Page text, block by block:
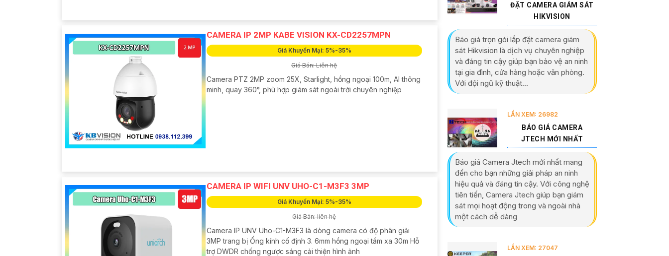
CAMERA IP 2MP KABE VISION KX-CD2257MPN
Giá Khuyến Mại: 5%-35%
Giá Bán: Liên hệ
Camera PTZ 2MP zoom 25X, Starlight, hồng ngoại 100m, AI thông
minh, quay 360°, phù hợp giám sát ngoài trời chuyên nghiệp
CAMERA IP WIFI UNV UHO-C1-M3F3 3MP
Giá Khuyến Mại: 5%-35%
Giá Bán: liên hệ
Camera IP UNV Uho-C1-M3F3 là dòng camera có độ phân giải
3MP trang bị Ống kính cố định 3. 6mm hồng ngoại tầm xa 30m Hỗ
trợ DWDR chống ngược sáng cải thiện hình ảnh
ĐẶT CAMERA GIÁM SÁT
HIKVISION
Báo giá trọn gói lắp đặt camera giám
sát Hikvision là dịch vụ chuyên nghiệp
và đáng tin cậy giúp bạn bảo vệ an ninh
tại gia đình, cửa hàng hoặc văn phòng.
Với đội ngũ kỹ thuật...
LẦN XEM: 26982
BÁO GIÁ CAMERA
JTECH MỚI NHẤT
Báo giá Camera Jtech mới nhất mang
đến cho bạn những giải pháp an ninh
hiệu quả và đáng tin cậy. Với công nghệ
tiên tiến, Camera Jtech giúp bạn giám
sát mọi hoạt động trong và ngoài nhà
một cách dễ dàng
LẦN XEM: 27047